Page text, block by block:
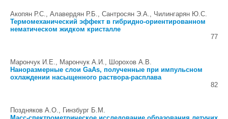
Акопян Р.С., Алавердян Р.Б., Сантросян Э.А., Чилингарян Ю.С.
Термомеханический эффект в гибридно-ориентированном
нематическом жидком кристалле
77
Марончук И.Е., Марончук А.И., Шорохов А.В.
Наноразмерные слои GaAs, полученные при импульсном
охлаждении насыщенного раствора-расплава
82
Поздняков А.О., Гинзбург Б.М.